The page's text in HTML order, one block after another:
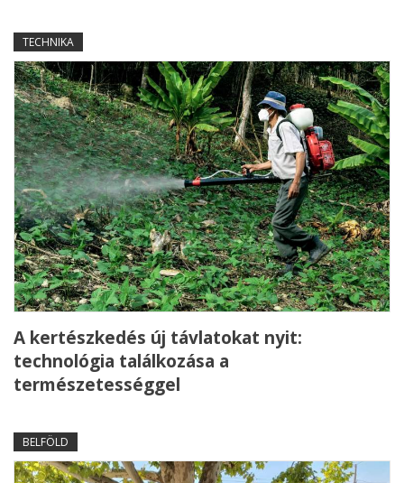
TECHNIKA
A kertészkedés új távlatokat nyit:
technológia találkozása a
természetességgel
BELFÖLD